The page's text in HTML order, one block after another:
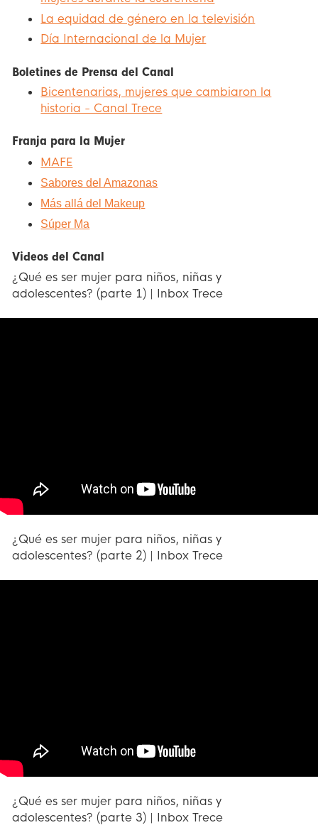
La equidad de género en la televisión
Día Internacional de la Mujer
Boletines de Prensa del Canal
Bicentenarias, mujeres que cambiaron la
historia - Canal Trece
Franja para la Mujer
MAFE
Sabores del Amazonas
Más allá del Makeup
Súper Ma
Videos del Canal
¿Qué es ser mujer para niños, niñas y
adolescentes? (parte 1) | Inbox Trece
¿Qué es ser mujer para niños, niñas y
adolescentes? (parte 2) | Inbox Trece
¿Qué es ser mujer para niños, niñas y
adolescentes? (parte 3) | Inbox Trece